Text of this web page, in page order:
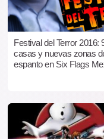
Festival del Terror 2016:
casas y nuevas zonas
espanto en Six Flags